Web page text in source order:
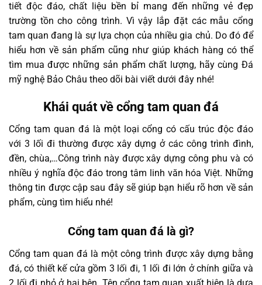
tiết độc đáo, chất liệu bền bỉ mang đến những vẻ đẹp
trường tồn cho công trình. Vì vậy lắp đặt các mẫu cổng
tam quan đang là sự lựa chọn của nhiều gia chủ. Do đó để
hiểu hơn về sản phẩm cũng như giúp khách hàng có thể
tìm mua được những sản phẩm chất lượng, hãy cùng Đá
mỹ nghệ Bảo Châu theo dõi bài viết dưới đây nhé!
Khái quát về cổng tam quan đá
Cổng tam quan đá là một loại cổng có cấu trúc độc đáo
với 3 lối đi thường được xây dựng ở các công trình đình,
đền, chùa,…Công trình này được xây dựng công phu và có
nhiều ý nghĩa độc đáo trong tâm linh văn hóa Việt. Những
thông tin được cập sau đây sẽ giúp bạn hiểu rõ hơn về sản
phẩm, cùng tìm hiểu nhé!
Cổng tam quan đá là gì?
Cổng tam quan đá là một công trình được xây dựng bằng
đá, có thiết kế cửa gồm 3 lối đi, 1 lối đi lớn ở chính giữa và